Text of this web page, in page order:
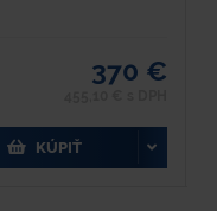
370 €
KÚPIŤ